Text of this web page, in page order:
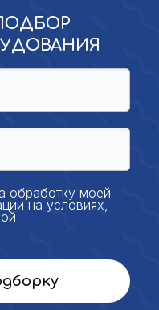
обработку моей
на условиях,